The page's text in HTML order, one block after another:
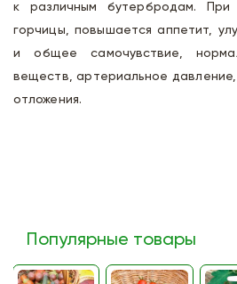
к различным бутербродам. При
горчицы, повышается аппетит,
и общее самочувствие,
веществ, артериальное
отложения.
Популярные товары